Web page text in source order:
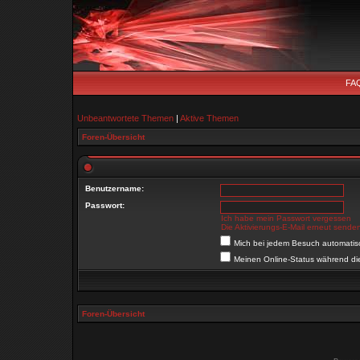
Unbeantwortete Themen | Aktive Themen
Foren-Übersicht
Benutzername:
Passwort:
Ich habe mein Passwort vergessen
Die Aktivierungs-E-Mail erneut
Mich bei jedem Besuch
Meinen Online-Status während
Foren-Übersicht